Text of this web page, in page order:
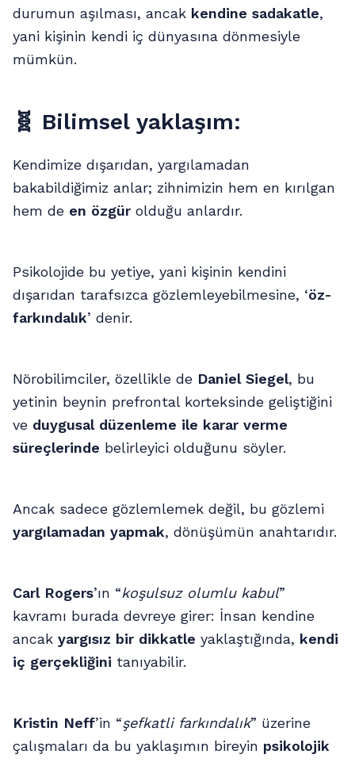
durumun aşılması, ancak kendine sadakatle,
yani kişinin kendi iç dünyasına dönmesiyle
mümkün.
🧬 Bilimsel yaklaşım:
Kendimize dışarıdan, yargılamadan
bakabildiğimiz anlar; zihnimizin hem en kırılgan
hem de en özgür olduğu anlardır.
Psikolojide bu yetiye, yani kişinin kendini
dışarıdan tarafsızca gözlemleyebilmesine, ‘öz-
farkındalık’ denir.
Nörobilimciler, özellikle de Daniel Siegel, bu
yetinin beynin prefrontal korteksinde geliştiğini
ve duygusal düzenleme ile karar verme
süreçlerinde belirleyici olduğunu söyler.
Ancak sadece gözlemlemek değil, bu gözlemi
yargılamadan yapmak, dönüşümün anahtarıdır.
Carl Rogers’ın “koşulsuz olumlu kabul”
kavramı burada devreye girer: İnsan kendine
ancak yargısız bir dikkatle yaklaştığında, kendi
iç gerçekliğini tanıyabilir.
Kristin Neff’in “şefkatli farkındalık” üzerine
çalışmaları da bu yaklaşımın bireyin psikolojik